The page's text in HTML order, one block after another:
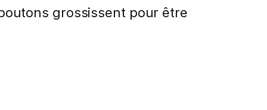
grossissent pour être